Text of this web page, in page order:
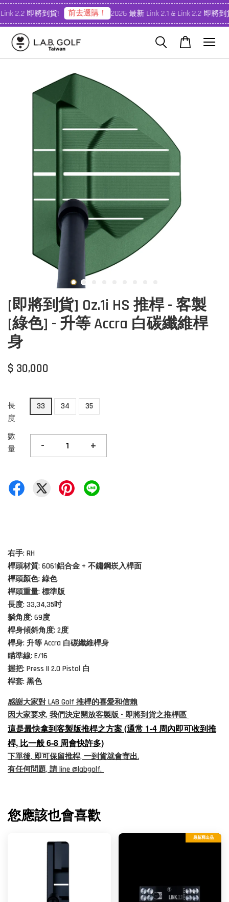
2.2 即將到貨! 前去選購！ 2026 最新 Link 2.1 & Link 2.2 即將到
[即將到貨] Oz.1i HS 推桿 - 客製
[綠色] - 升等 Accra 白碳纖維桿
身
$ 30,000
長
度
33 34 35
數
量
- +
右手: RH
桿頭材質: 6061鋁合金 + 不鏽鋼崁入桿面
桿頭顏色: 綠色
桿頭重量: 標準版
長度: 33,34,35吋
躺角度: 69度
桿身傾斜角度: 2度
桿身: 升等 Accra 白碳纖維桿身
瞄準線: E/16
握把: Press II 2.0 Pistol 白
桿套: 黑色
感謝大家對 LAB Golf 推桿的喜愛和信賴
因大家要求, 我們決定開放客製版 - 即將到貨之推桿區
這是最快拿到客製版推桿之方案 (通常 1-4 周內即可收到推
桿, 比一般 6-8 周會快許多)
下單後, 即可保留推桿, 一到貨就會寄出.
有任何問題, 請 line @labgolf.
您應該也會喜歡
最新釋出品